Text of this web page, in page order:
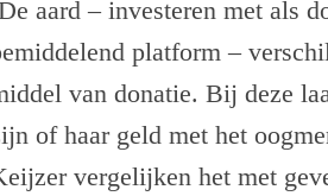
aard – investeren met als
platform –
van donatie. Bij deze
of haar geld met het
vergelijken het met